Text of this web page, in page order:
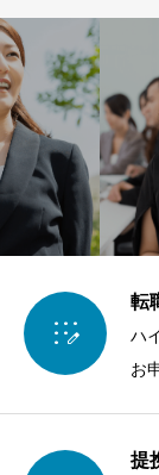

転
ハ
お
提